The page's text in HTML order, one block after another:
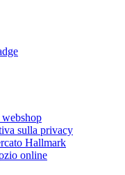
sulla privacy
Hallmark
online